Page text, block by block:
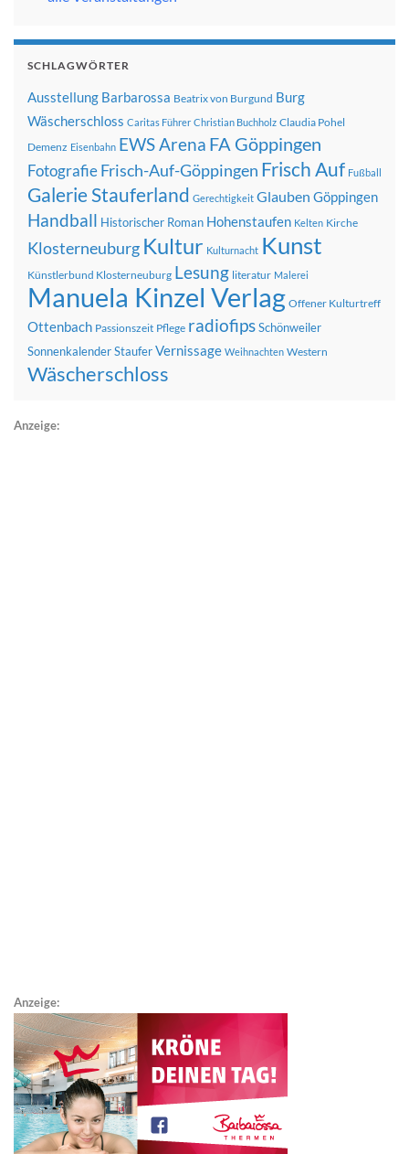
SCHLAGWÖRTER
Ausstellung Barbarossa Beatrix von Burgund Burg
Wäscherschloss Caritas Führer Christian Buchholz Claudia Pohel
Demenz Eisenbahn EWS Arena FA Göppingen
FotografieFrisch-Auf-Göppingen Frisch Auf Fußball
Galerie Stauferland Gerechtigkeit Glauben Göppingen
Handball Historischer Roman Hohenstaufen Kelten Kirche
Klosterneuburg Kultur Kulturnacht Kunst
Künstlerbund Klosterneuburg Lesung literatur Malerei
Manuela Kinzel Verlag Offener Kulturtreff
Ottenbach Passionszeit Pflege radiofipsSchönweiler
SonnenkalenderStauferVernissage Weihnachten Western
Wäscherschloss
Anzeige:
Anzeige: